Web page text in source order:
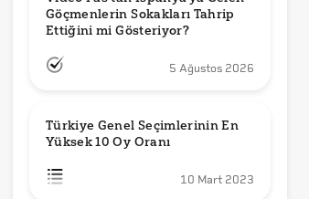
Göçmenlerin Sokakları Tahrip
Ettiğini mi Gösteriyor?
5 Ağustos 2026
Türkiye Genel Seçimlerinin En
Yüksek 10 Oy Oranı
10 Mart 2023